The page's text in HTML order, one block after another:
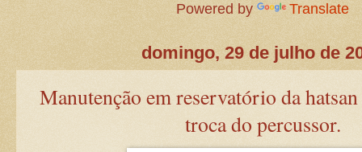
Powered by Translate
domingo, 29 de julho de
Manutenção em reservatório da
troca do percussor.